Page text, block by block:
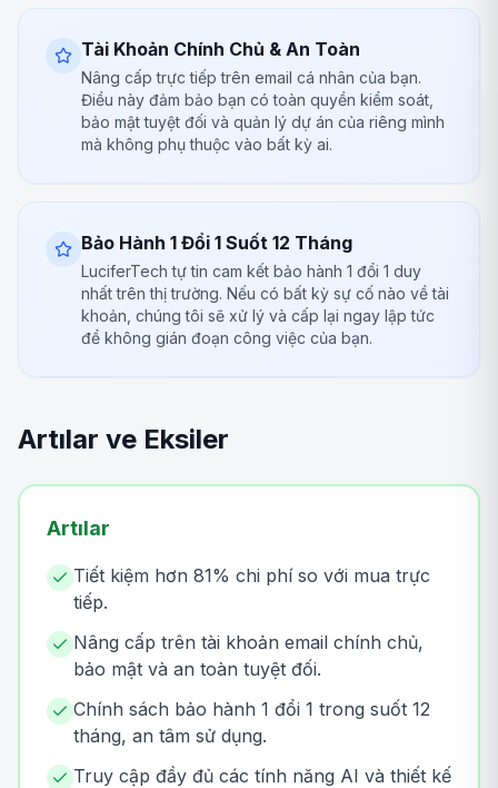
Tài Khoản Chính Chủ & An Toàn
Nâng cấp trực tiếp trên email cá nhân của bạn.
Điều này đảm bảo bạn có toàn quyền kiểm soát,
bảo mật tuyệt đối và quản lý dự án của riêng mình
mà không phụ thuộc vào bất kỳ ai.
Bảo Hành 1 Đổi 1 Suốt 12 Tháng
LuciferTech tự tin cam kết bảo hành 1 đổi 1 duy
nhất trên thị trường. Nếu có bất kỳ sự cố nào về tài
khoản, chúng tôi sẽ xử lý và cấp lại ngay lập tức
để không gián đoạn công việc của bạn.
Artılar ve Eksiler
Artılar
Tiết kiệm hơn 81% chi phí so với mua trực
tiếp.
Nâng cấp trên tài khoản email chính chủ,
bảo mật và an toàn tuyệt đối.
Chính sách bảo hành 1 đổi 1 trong suốt 12
tháng, an tâm sử dụng.
Truy cập đầy đủ các tính năng AI và thiết kế